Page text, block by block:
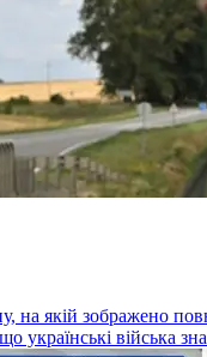
на якій зображено
українські війська